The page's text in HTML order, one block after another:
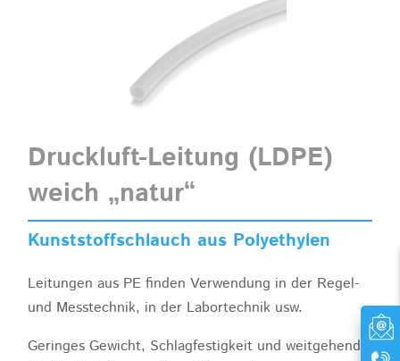
Druckluft-Leitung (LDPE)
weich „natur“
Kunststoffschlauch aus Polyethylen
Leitungen aus PE finden Verwendung in der Regel-
und Messtechnik, in der Labortechnik usw.
Geringes Gewicht, Schlagfestigkeit und weitgehende